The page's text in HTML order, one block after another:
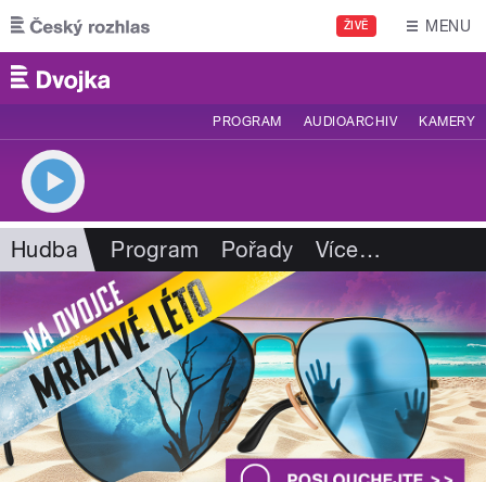
Přejít k hlavnímu obsahu
ŽIVĚ MENU
PROGRAM AUDIOARCHIV KAMERY
Hudba Program Pořady Více…